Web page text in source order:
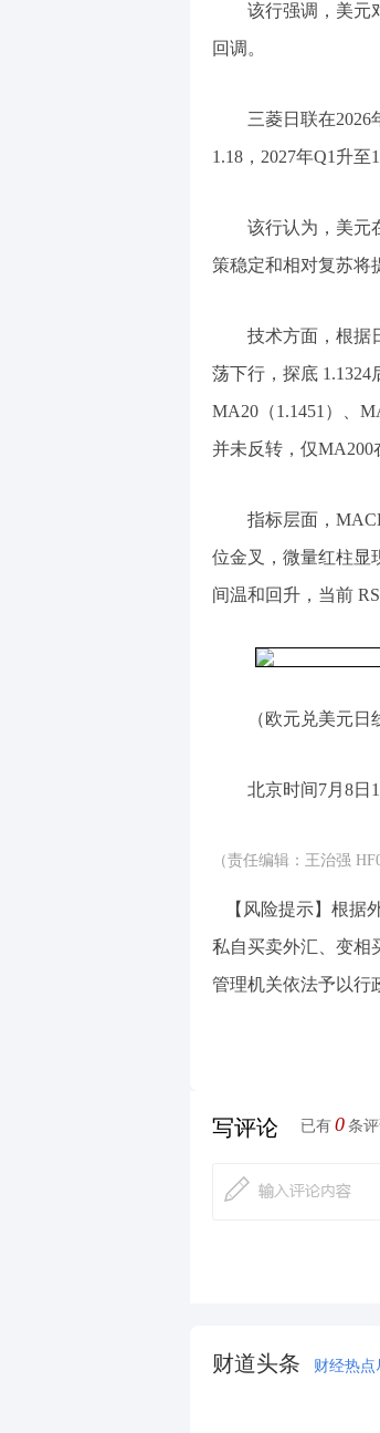
该行强调，美元
回调。
三菱日联在2026
1.18，2027年Q1升至
该行认为，美元
策稳定和相对复苏将
技术方面，根据
荡下行，探底
MA20（1.1451）、
并未反转，仅MA200
指标层面，
位金叉，微量红柱显
间温和回升，当前
（欧元兑美元日
北京时间7月8日
（责任编辑：王治强
【风险提示】根据
私自买卖外汇、变相
管理机关依法予以行